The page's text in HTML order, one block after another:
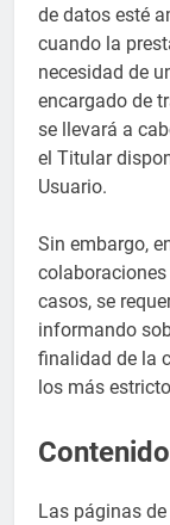
de datos esté
cuando la
necesidad de
encargado de
se llevará a
el Titular
Usuario.
Sin embargo,
casos, se
informando
finalidad de la
los más
Las páginas